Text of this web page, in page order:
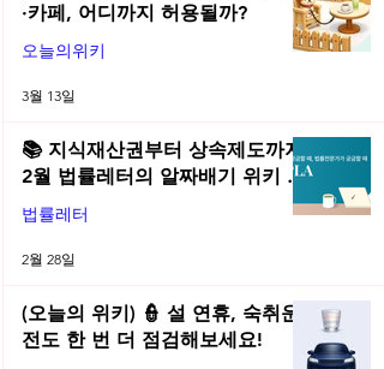
·카페, 어디까지 허용될까?
오늘의위키
3월 13일
📚 지식재산권부터 상속제도까지,
2월 법률레터의 알짜배기 위키 모
음! | 2026년 2월 네플라 법률레터
법률레터
2월 28일
(오늘의 위키) 👮 설 연휴, 숙취운
전도 한 번 더 점검해보세요!